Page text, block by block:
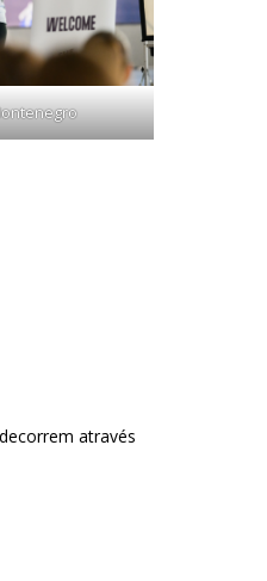
através